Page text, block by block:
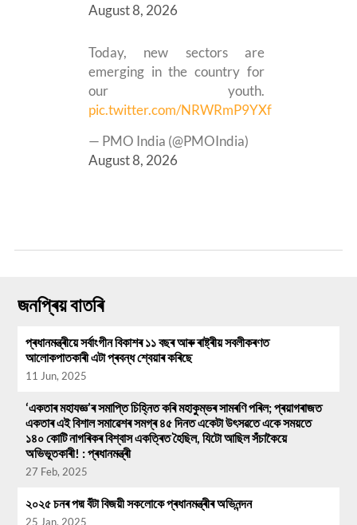
August 8, 2026
Today, new sectors are
emerging in the country for
our youth.
pic.twitter.com/NRWRmP9YXf
— PMO India (@PMOIndia)
August 8, 2026
জনপ্ৰিয় বাতৰি
প্ৰধানমন্ত্ৰীয়ে সৰ্বাংগীন বিকাশৰ ১১ বছৰ আৰু ৰাষ্ট্ৰীয় সবলীকৰণত
আলোকপাতকাৰী এটা প্ৰবন্ধ শ্বেয়াৰ কৰিছে
11 Jun, 2025
‘একতাৰ মহাযজ্ঞ’ৰ সমাপ্তি চিহ্নিত কৰি মহাকুম্ভৰ সামৰণি পৰিল; প্ৰয়াগৰাজত
একতাৰ এই বিশাল সমাৱেশৰ সমগ্ৰ ৪৫ দিনত একেটা উৎসৱতে একে সময়তে
১৪০ কোটি নাগৰিকৰ বিশ্বাস একত্ৰিত হৈছিল, যিটো আছিল সঁচাকৈয়ে
অভিভূতকাৰী! : প্ৰধানমন্ত্ৰী
27 Feb, 2025
২০২৫ চনৰ পদ্ম বঁটা বিজয়ী সকলোকে প্ৰধানমন্ত্ৰীৰ অভিনন্দন
25 Jan, 2025